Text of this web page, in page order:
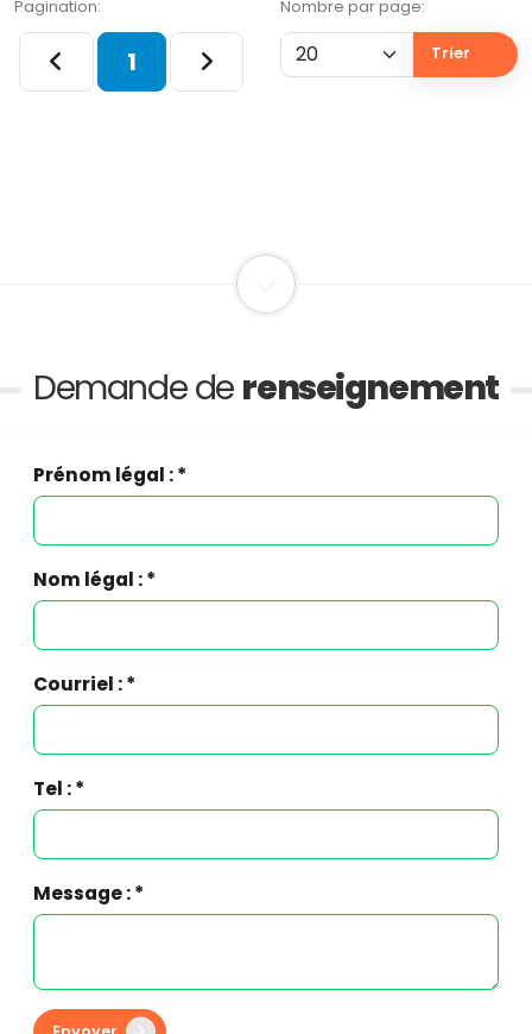
Pagination:
1
Nombre par page:
Trier
Demande de renseignement
Prénom légal : *
Nom légal : *
Courriel : *
Tel : *
Message : *